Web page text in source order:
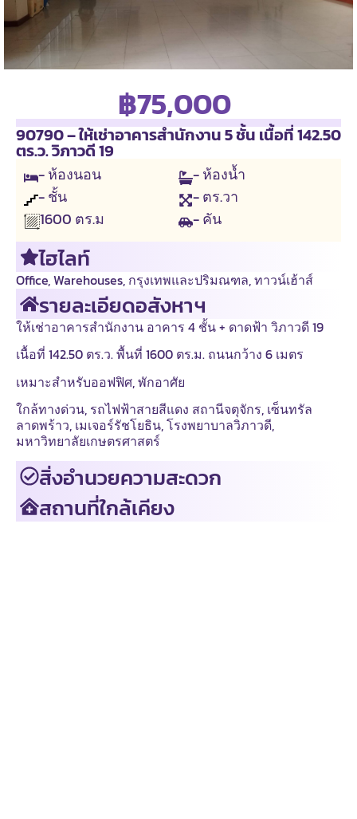
฿75,000
90790 – ให้เช่าอาคารสำนักงาน 5 ชั้น เนื้อที่ 142.50
ตร.ว. วิภาวดี 19
- ห้องนอน
- ห้องน้ำ
- ชั้น
- ตร.วา
1600 ตร.ม - คัน
ไฮไลท์
Office,Warehouses, กรุงเทพและปริมณฑล,ทาวน์เฮ้าส์
รายละเอียดอสังหาฯ
ให้เช่าอาคารสำนักงาน อาคาร 4 ชั้น + ดาดฟ้า วิภาวดี 19
เนื้อที่ 142.50 ตร.ว. พื้นที่ 1600 ตร.ม. ถนนกว้าง 6 เมตร
เหมาะสำหรับออฟฟิศ, พักอาศัย
ใกล้ทางด่วน, รถไฟฟ้าสายสีแดง สถานีจตุจักร, เซ็นทรัล
ลาดพร้าว, เมเจอร์รัชโยธิน, โรงพยาบาลวิภาวดี,
มหาวิทยาลัยเกษตรศาสตร์
สิ่งอำนวยความสะดวก
สถานที่ใกล้เคียง